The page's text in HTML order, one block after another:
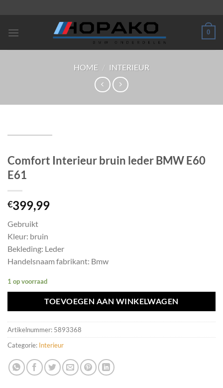
inhoud
0
HOME / INTERIEUR
Comfort Interieur bruin leder BMW E60
E61
€399,99
Gebruikt
Kleur: bruin
Bekleding: Leder
Handelsnaam fabrikant: Bmw
1 op voorraad
TOEVOEGEN AAN WINKELWAGEN
Artikelnummer: 5893368
Categorie: Interieur